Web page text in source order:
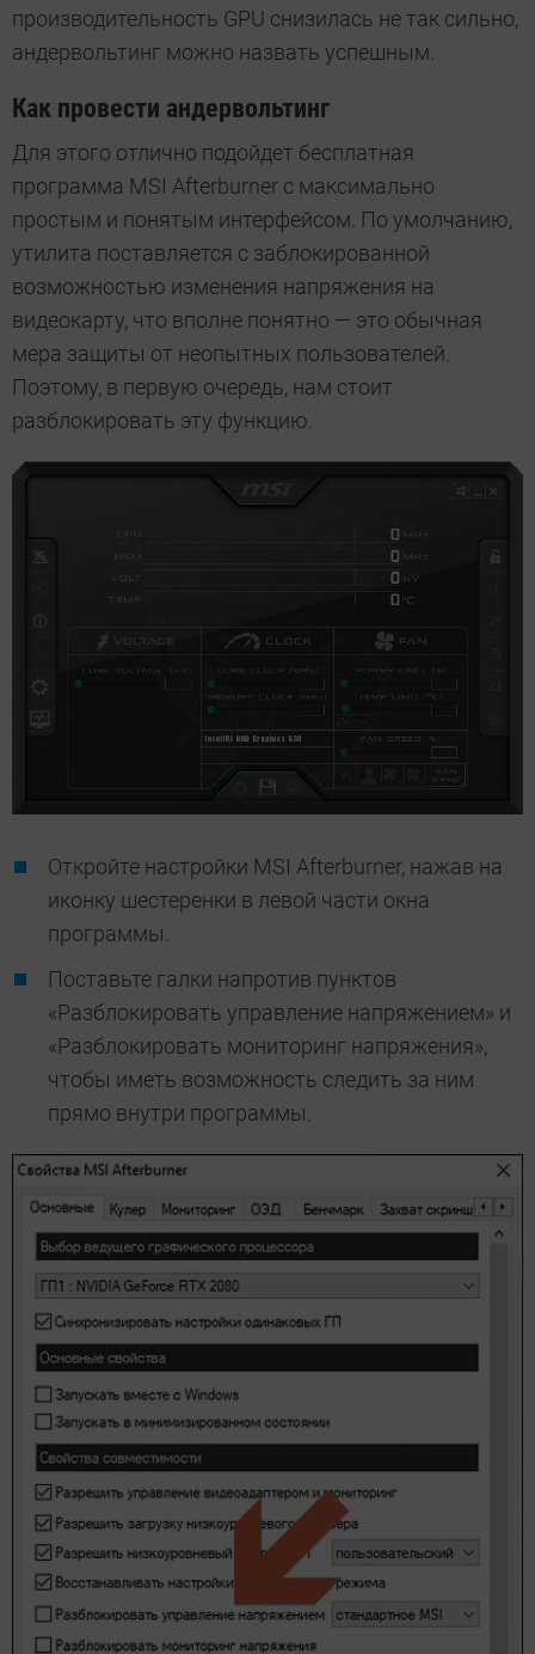
производительность GPU снизилась не так сильно,
андервольтинг можно назвать успешным.
Как провести андервольтинг
Для этого отлично подойдет бесплатная
программа MSI Afterburner с максимально
простым и понятым интерфейсом. По умолчанию,
утилита поставляется с заблокированной
возможностью изменения напряжения на
видеокарту, что вполне понятно — это обычная
мера защиты от неопытных пользователей.
Поэтому, в первую очередь, нам стоит
разблокировать эту функцию.
Откройте настройки MSI Afterburner, нажав на
иконку шестеренки в левой части окна
программы.
Поставьте галки напротив пунктов
«Разблокировать управление напряжением» и
«Разблокировать мониторинг напряжения»,
чтобы иметь возможность следить за ним
прямо внутри программы.